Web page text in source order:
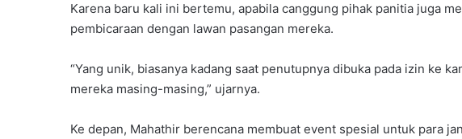
Karena baru kali ini bertemu, apabila canggung pihak panitia juga
pembicaraan dengan lawan pasangan mereka.
“Yang unik, biasanya kadang saat penutupnya dibuka pada izin ke
mereka masing-masing,” ujarnya.
Ke depan, Mahathir berencana membuat event spesial untuk para